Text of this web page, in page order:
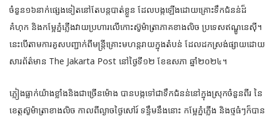
ចំនួន​១៦​នាក់​ផ្សេង​ទៀតនៅតែ​បន្ត​បាត់​ខ្លួន ដែលបង្កឡើងដោយគ្រោះ​ទឹកជំនន់​ដ៏
គំហុក និងកម្អែភ្នំ​ភ្លើងវាយ​ប្រហារ​លើ​កោះស៊ូម៉ាត្រា​​ភាគខាងលិច ប្រទេសឥណ្ឌូនេស៊ី។
នេះបើតាមការគូសបញ្ជាក់​ពីមន្ត្រី​គ្រោះមហន្ត​រាយក្នុងតំបន់ ដែលដកស្រង់ផ្សាយដោយ​
សារព័ត៌មាន The Jakarta Post នៅថ្ងៃទី១២ ខែឧសភា ឆ្នាំ២០២៤។
ភ្លៀងធ្លាក់យ៉ាងខ្លាំងនិងជាច្រើនម៉ោង បានបង្កទៅជាទឹកជំនន់នៅក្នុងស្រុកចំនួនពីរ នៃ
ខេត្តស៊ូម៉ា​ត្រាខាងលិច កាលពីល្ងាចថ្ងៃសៅរ៍ ទន្ទឹមនឹងនោះ កម្អែភ្នំភ្លើង និងថ្មធំៗក៏បាន